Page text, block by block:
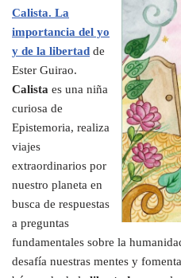
Calista. La
importancia del yo
y de la libertad de
Ester Guirao.
Calista es una niña
curiosa de
Epistemoria, realiza
viajes
extraordinarios por
nuestro planeta en
busca de respuestas
a preguntas
fundamentales sobre la
desafía nuestras mentes y